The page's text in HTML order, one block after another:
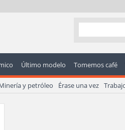
Último modelo Tomemos café
y petróleo Érase una vez